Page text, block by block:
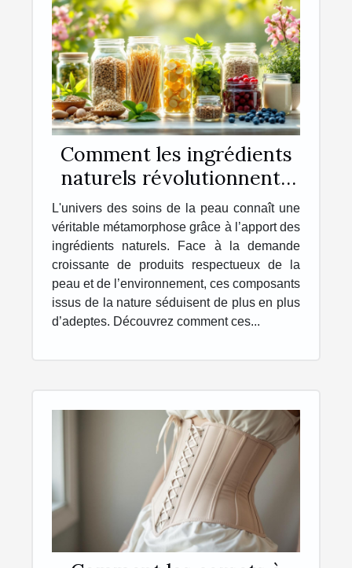
Comment les ingrédients
naturels révolutionnent-
ils les soins de la peau ?
L'univers des soins de la peau connaît une
véritable métamorphose grâce à l’apport des
ingrédients naturels. Face à la demande
croissante de produits respectueux de la
peau et de l’environnement, ces composants
issus de la nature séduisent de plus en plus
d’adeptes. Découvrez comment ces...